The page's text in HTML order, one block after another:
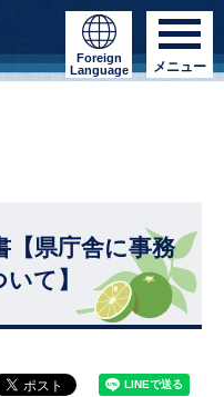
Foreign
Language
メニュー
【県庁舎に事務
て】